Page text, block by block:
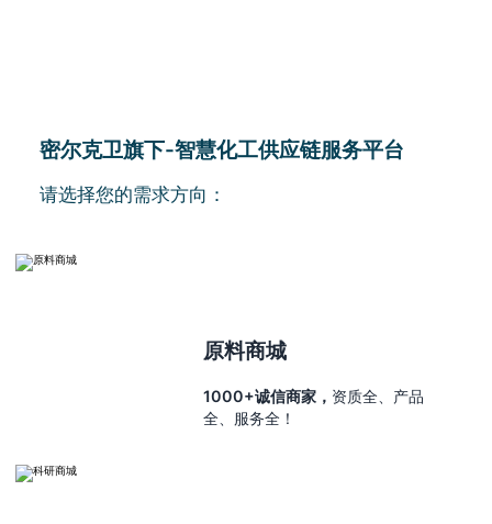
密尔克卫旗下-智慧化工供应链服务平台
请选择您的需求方向：
原料商城
1000+诚信商家， 资质全、产品
全、服务全！